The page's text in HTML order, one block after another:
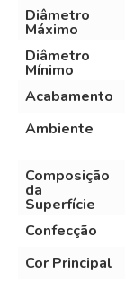
Diâmetro
Máximo
Diâmetro
Mínimo
Acabamento
Ambiente
Composição
da
Superfície
Confecção
Cor Principal